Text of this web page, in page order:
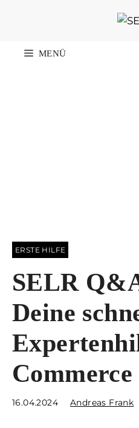
MENÜ
ERSTE HILFE
SELR
Deine
Commerce
16.04.2024 Andreas Frank